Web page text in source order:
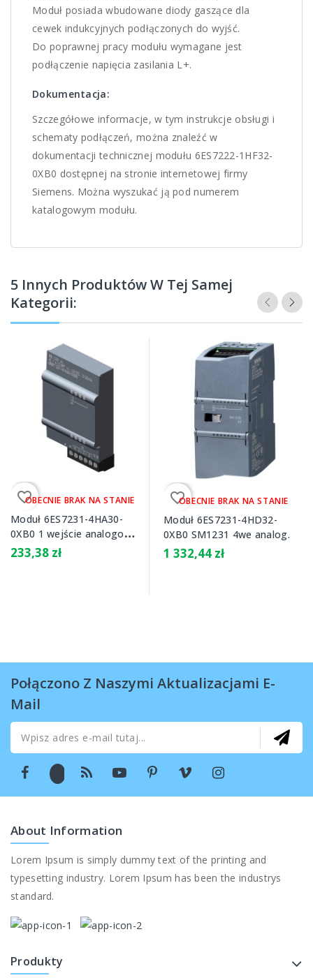
Moduł posiada wbudowane diody gaszące dla
cewek indukcyjnych podłączonych do wyjść.
Do poprawnej pracy modułu wymagane jest
podłączenie napięcia zasilania L+.
Dokumentacja:
Szczegółowe informacje, w tym instrukcje obsługi i
schematy podłączeń, można znaleźć w
dokumentacji technicznej modułu 6ES7222-1HF32-
0XB0 dostępnej na stronie internetowej firmy
Siemens. Można wyszukać ją pod numerem
katalogowym modułu.
5 Innych Produktów W Tej Samej
Kategorii:
OBECNIE BRAK NA STANIE
favorite_border
Moduł 6ES7231-4HA30-
0XB0 1 wejście analogowe
SB 1231
233,38 zł
OBECNIE BRAK NA STANIE
favorite_border
Moduł 6ES7231-4HD32-
0XB0 SM1231 4we analog.
1 332,44 zł
Połączono Z Naszymi Aktualizacjami E-
Mail
About Information
Lorem Ipsum is simply dummy text of the printing and
typesetting industry. Lorem Ipsum has been the industrys
standard.
Produkty